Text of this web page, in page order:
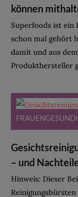
können
Superfoods ist ein
schon mal gehört
damit und aus
Produkthersteller
– und
Hinweis: Dieser